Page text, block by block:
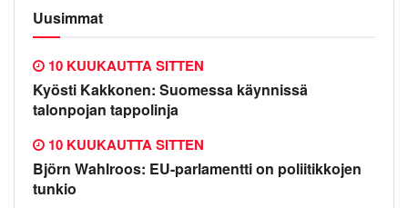
Uusimmat
Kyösti Kakkonen: Suomessa käynnissä
talonpojan tappolinja
10 KUUKAUTTA SITTEN
Björn Wahlroos: EU-parlamentti on poliitikkojen
tunkio
10 KUUKAUTTA SITTEN